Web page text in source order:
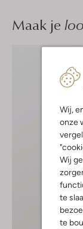
Wij,
onze
Wij
te
te
Maak je